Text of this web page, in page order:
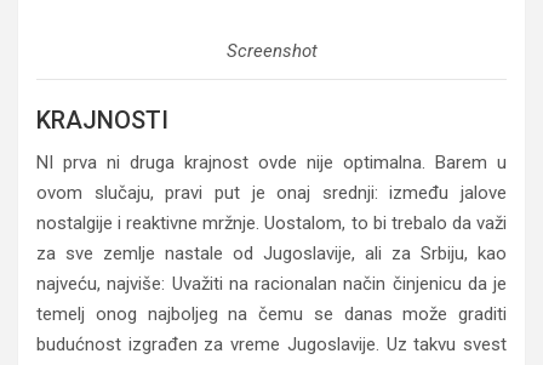
Screenshot
KRAJNOSTI
NI prva ni druga krajnost ovde nije optimalna. Barem u
ovom slučaju, pravi put je onaj srednji: između jalove
nostalgije i reaktivne mržnje. Uostalom, to bi trebalo da važi
za sve zemlje nastale od Jugoslavije, ali za Srbiju, kao
najveću, najviše: Uvažiti na racionalan način činjenicu da je
temelj onog najboljeg na čemu se danas može graditi
budućnost izgrađen za vreme Jugoslavije. Uz takvu svest